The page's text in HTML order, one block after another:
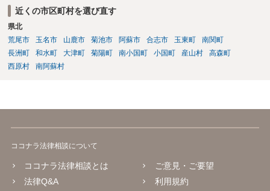
近くの市区町村を選び直す
県北
荒尾市
玉名市 山鹿市 菊池市 阿蘇市 合志市 玉東町
南関町
長洲町
和水町 大津町 菊陽町 南小国町 小国町 産山村
高森町
西原村
南阿蘇村
ココナラ法律相談について
ココナラ法律相談とは
法律Q&A
ご意見・ご要望
利用規約